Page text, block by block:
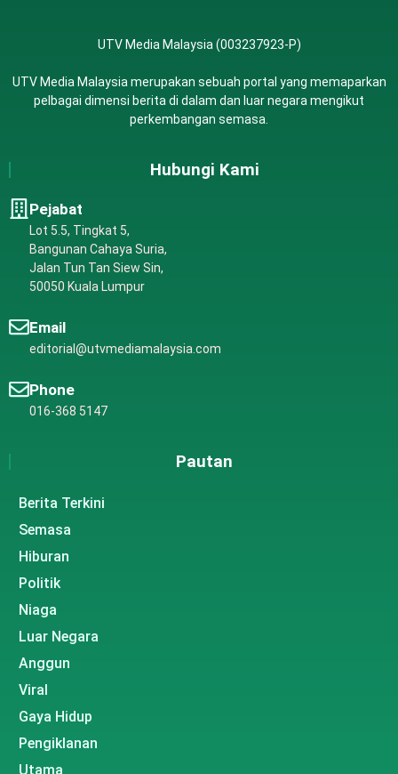
UTV Media Malaysia (003237923-P)
UTV Media Malaysia merupakan sebuah portal yang memaparkan
pelbagai dimensi berita di dalam dan luar negara mengikut
perkembangan semasa.
Hubungi Kami
Pejabat
Lot 5.5, Tingkat 5,
Bangunan Cahaya Suria,
Jalan Tun Tan Siew Sin,
50050 Kuala Lumpur
Email
editorial@utvmediamalaysia.com
Phone
016-368 5147
Pautan
Berita Terkini
Semasa
Hiburan
Politik
Niaga
Luar Negara
Anggun
Viral
Gaya Hidup
Pengiklanan
Utama